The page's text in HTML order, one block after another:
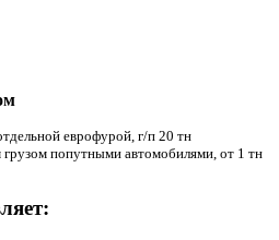
еврофурой, г/п 20 тн
попутными автомобилями, от 1 тн